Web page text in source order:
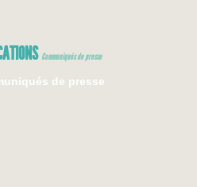
Communiqués de presse
de presse